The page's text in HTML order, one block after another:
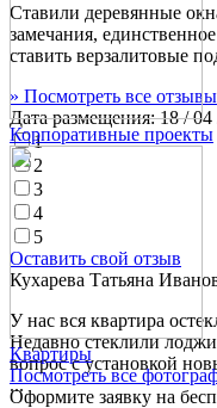
Ставили деревянные
замечания,
ставить верзалитовые
» Посмотреть все отзывы
Дата размещения:18 / 04
1
2
3
4
5
Оставить свой отзыв
Кухарева Татьяна
У нас вся квартира
Недавно стеклили
вопрос с установкой
...
Корпоративные проекты
Квартиры
Посмотреть все
Оформите заявку на